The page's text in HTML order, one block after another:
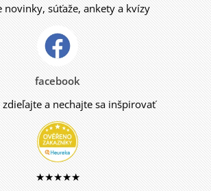
novinky, súťaže, ankety a kvízy
facebook
a nechajte sa inšpirovať
★★★★★